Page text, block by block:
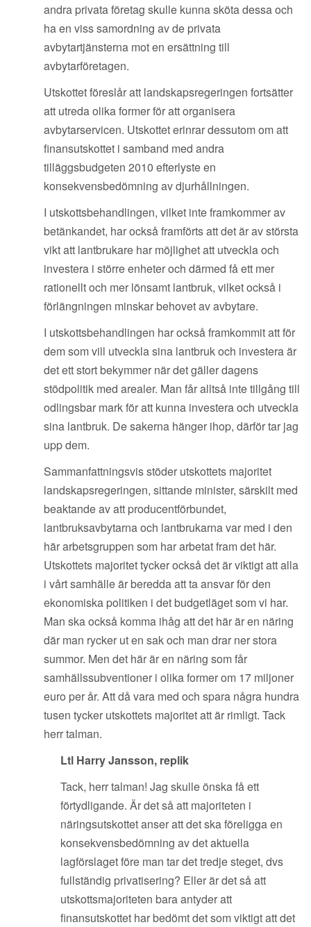
andra privata företag skulle kunna sköta dessa och
ha en viss samordning av de privata
avbytartjänsterna mot en ersättning till
avbytarföretagen.
Utskottet föreslår att landskapsregeringen fortsätter
att utreda olika former för att organisera
avbytarservicen. Utskottet erinrar dessutom om att
finansutskottet i samband med andra
tilläggsbudgeten 2010 efterlyste en
konsekvensbedömning av djurhållningen.
I utskottsbehandlingen, vilket inte framkommer av
betänkandet, har också framförts att det är av största
vikt att lantbrukare har möjlighet att utveckla och
investera i större enheter och därmed få ett mer
rationellt och mer lönsamt lantbruk, vilket också i
förlängningen minskar behovet av avbytare.
I utskottsbehandlingen har också framkommit att för
dem som vill utveckla sina lantbruk och investera är
det ett stort bekymmer när det gäller dagens
stödpolitik med arealer. Man får alltså inte tillgång till
odlingsbar mark för att kunna investera och utveckla
sina lantbruk. De sakerna hänger ihop, därför tar jag
upp dem.
Sammanfattningsvis stöder utskottets majoritet
landskapsregeringen, sittande minister, särskilt med
beaktande av att producentförbundet,
lantbruksavbytarna och lantbrukarna var med i den
här arbetsgruppen som har arbetat fram det här.
Utskottets majoritet tycker också det är viktigt att alla
i vårt samhälle är beredda att ta ansvar för den
ekonomiska politiken i det budgetläget som vi har.
Man ska också komma ihåg att det här är en näring
där man rycker ut en sak och man drar ner stora
summor. Men det här är en näring som får
samhällssubventioner i olika former om 17 miljoner
euro per år. Att då vara med och spara några hundra
tusen tycker utskottets majoritet att är rimligt. Tack
herr talman.
Ltl Harry Jansson, replik
Tack, herr talman! Jag skulle önska få ett
förtydligande. Är det så att majoriteten i
näringsutskottet anser att det ska föreligga en
konsekvensbedömning av det aktuella
lagförslaget före man tar det tredje steget, dvs
fullständig privatisering? Eller är det så att
utskottsmajoriteten bara antyder att
finansutskottet har bedömt det som viktigt att det